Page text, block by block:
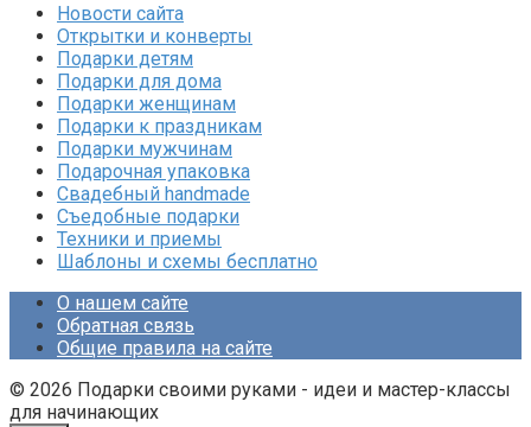
Новости сайта
Открытки и конверты
Подарки детям
Подарки для дома
Подарки женщинам
Подарки к праздникам
Подарки мужчинам
Подарочная упаковка
Свадебный handmade
Съедобные подарки
Техники и приемы
Шаблоны и схемы бесплатно
О нашем сайте
Обратная связь
Общие правила на сайте
© 2026 Подарки своими руками - идеи и мастер-классы
для начинающих